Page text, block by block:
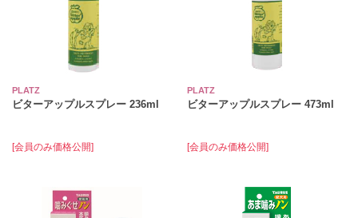
PLATZ
ビターアップルスプレー 236ml
[会員のみ価格公開]
PLATZ
ビターアップルスプレー 473ml
[会員のみ価格公開]